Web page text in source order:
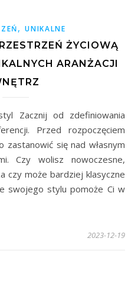
,UNIKALNE
ŻYCIOWĄ
ARANŻACJI
Zacznij od zdefiniowania
Przed rozpoczęciem
zastanowić się nad własnym
Czy wolisz nowoczesne,
czy może bardziej klasyczne
swojego stylu pomoże Ci w
2023-12-19